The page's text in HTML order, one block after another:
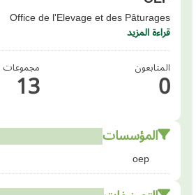
Office de l'Elevage et des Pâturages
قراءة المزيد
المتابعون
0 مجموعات
13
المؤسسات
oep